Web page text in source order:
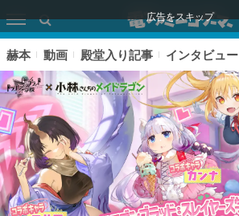
広告をスキップ
赫本 動画 殿堂入り記事 インタビュー